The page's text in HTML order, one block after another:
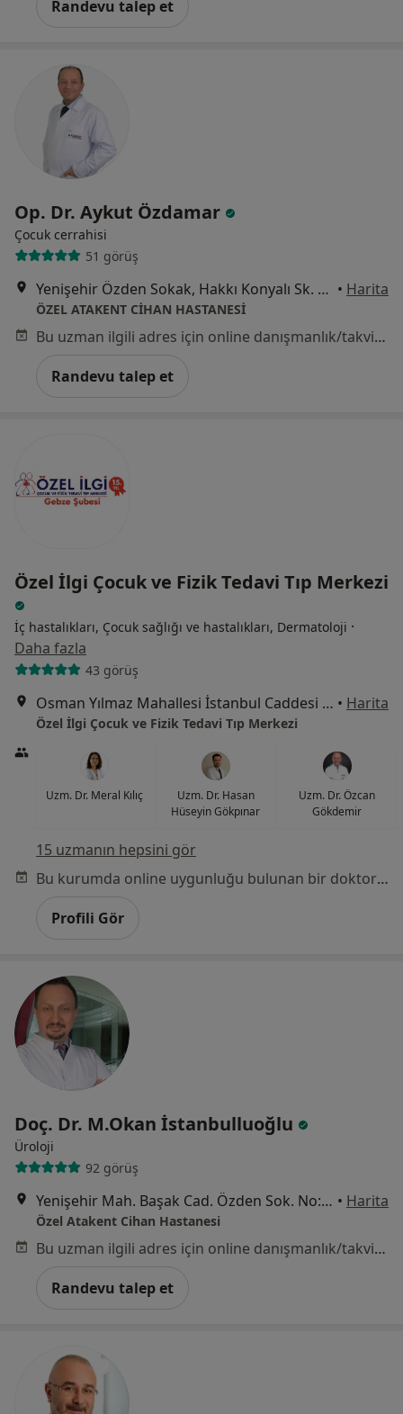
Randevu talep et
Op. Dr. Aykut Özdamar
Çocuk cerrahisi
51 görüş
Yenişehir Özden Sokak, Hakkı Konyalı Sk. D:No:33, Kocaeli • Harita
ÖZEL ATAKENT CİHAN HASTANESİ
Bu uzman ilgili adres için online danışmanlık/takvim sunmuyor.
Randevu talep et
Özel İlgi Çocuk ve Fizik Tedavi Tıp Merkezi
İç hastalıkları, Çocuk sağlığı ve hastalıkları, Dermatoloji ·
Daha fazla
43 görüş
Osman Yılmaz Mahallesi İstanbul Caddesi No:38, Gebze • Harita
Özel İlgi Çocuk ve Fizik Tedavi Tıp Merkezi
Uzm. Dr. Meral Kılıç
Uzm. Dr. Hasan
Hüseyin Gökpınar
Uzm. Dr. Özcan
Gökdemir
15 uzmanın hepsini gör
Bu kurumda online uygunluğu bulunan bir doktor veya uzman bulunamadı
Profili Gör
Doç. Dr. M.Okan İstanbulluoğlu
Üroloji
92 görüş
Yenişehir Mah. Başak Cad. Özden Sok. No: 33, İzmit • Harita
Özel Atakent Cihan Hastanesi
Bu uzman ilgili adres için online danışmanlık/takvim sunmuyor.
Randevu talep et